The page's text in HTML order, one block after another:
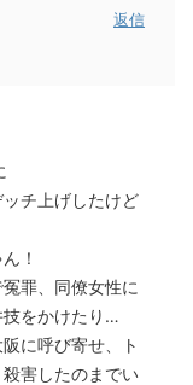
返信
ッチ上げしたけど
！
罪、同僚女性に
技をかけたり…
に呼び寄せ、ト
害したのまでい